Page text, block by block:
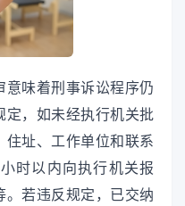
意味着刑事诉讼程序仍
定，如未经执行机关批
住址、工作单位和联系
时以内向执行机关报
。若违反规定，已交纳